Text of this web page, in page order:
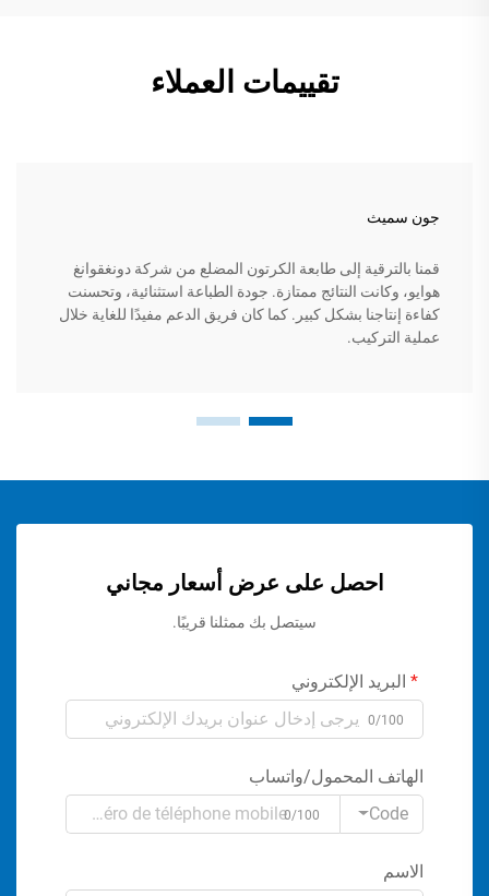
تقييمات العملاء
جون سميث
قمنا بالترقية إلى طابعة الكرتون المضلع من شركة دونغقوانغ
هوايو، وكانت النتائج ممتازة. جودة الطباعة استثنائية، وتحسنت
كفاءة إنتاجنا بشكل كبير. كما كان فريق الدعم مفيدًا للغاية خلال
عملية التركيب.
احصل على عرض أسعار مجاني
سيتصل بك ممثلنا قريبًا.
البريد الإلكتروني
0/100
الهاتف المحمول/واتساب
Code
0/100
الاسم